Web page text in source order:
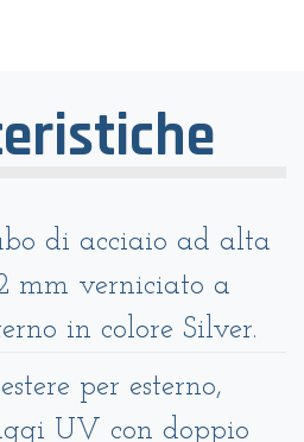
di acciaio ad alta
mm verniciato a
in colore Silver.
per esterno,
UV con doppio